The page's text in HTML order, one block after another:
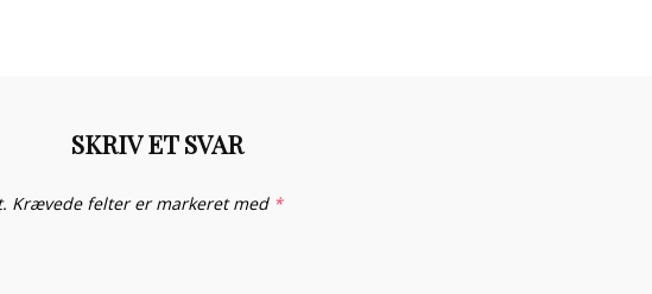
SKRIV ET SVAR
Krævede felter er markeret med *